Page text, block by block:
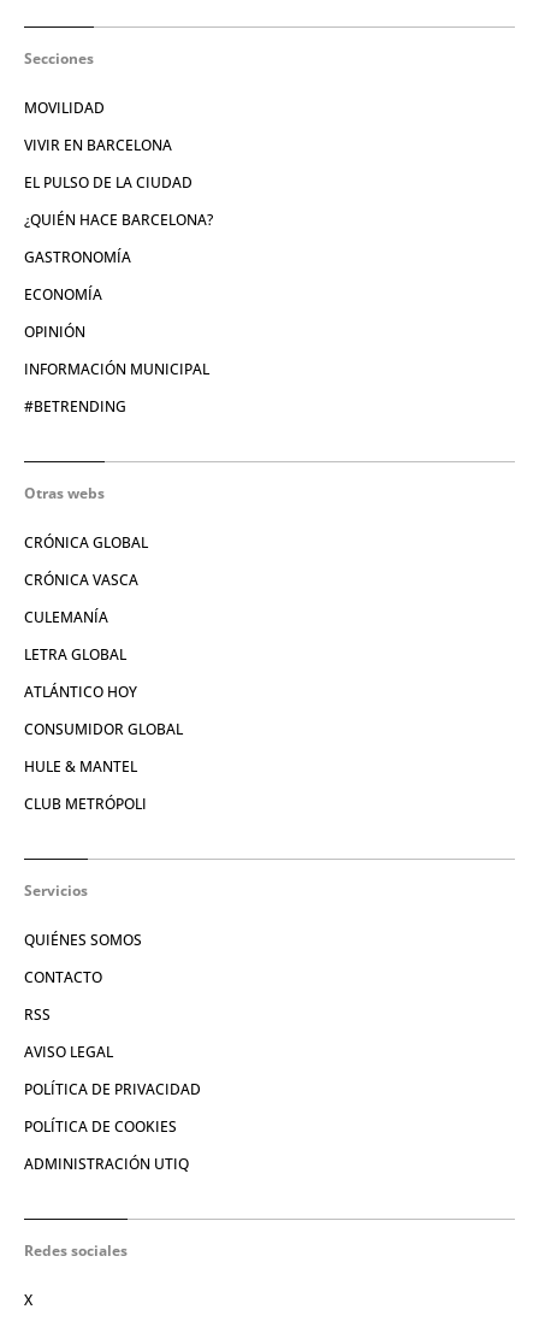
Secciones
MOVILIDAD
VIVIR EN BARCELONA
EL PULSO DE LA CIUDAD
¿QUIÉN HACE BARCELONA?
GASTRONOMÍA
ECONOMÍA
OPINIÓN
INFORMACIÓN MUNICIPAL
#BETRENDING
Otras webs
CRÓNICA GLOBAL
CRÓNICA VASCA
CULEMANÍA
LETRA GLOBAL
ATLÁNTICO HOY
CONSUMIDOR GLOBAL
HULE & MANTEL
CLUB METRÓPOLI
Servicios
QUIÉNES SOMOS
CONTACTO
RSS
AVISO LEGAL
POLÍTICA DE PRIVACIDAD
POLÍTICA DE COOKIES
ADMINISTRACIÓN UTIQ
Redes sociales
X